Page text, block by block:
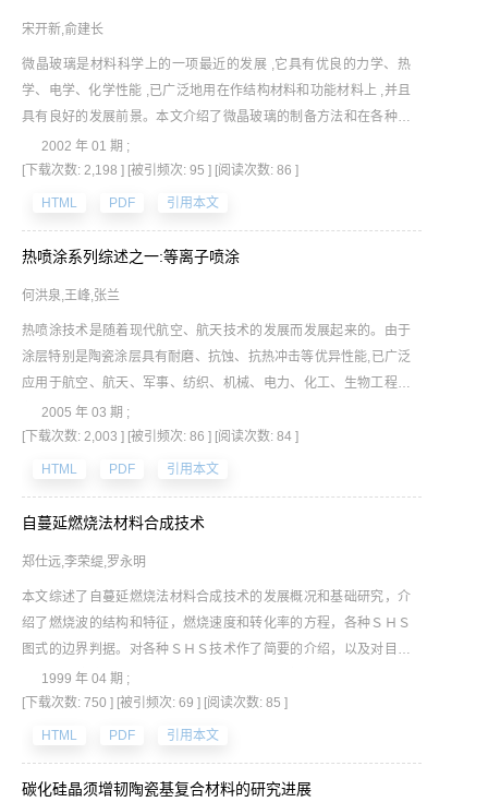
宋开新,俞建长
微晶玻璃是材料科学上的一项最近的发展 ,它具有优良的力学、热
学、电学、化学性能 ,已广泛地用在作结构材料和功能材料上 ,并且
具有良好的发展前景。本文介绍了微晶玻璃的制备方法和在各种材
料上的应用和性能
2002 年 01 期 ;
[下载次数: 2,198 ] [被引频次: 95 ] [阅读次数: 86 ]
HTML PDF 引用本文
热喷涂系列综述之一:等离子喷涂
何洪泉,王峰,张兰
热喷涂技术是随着现代航空、航天技术的发展而发展起来的。由于
涂层特别是陶瓷涂层具有耐磨、抗蚀、抗热冲击等优异性能,已广泛
应用于航空、航天、军事、纺织、机械、电力、化工、生物工程等
各个领域,是一项具有广阔应用前景的技术。本文简要概述了热喷涂
技术,重点介绍等离子喷涂技术以及现状。
2005 年 03 期 ;
[下载次数: 2,003 ] [被引频次: 86 ] [阅读次数: 84 ]
HTML PDF 引用本文
自蔓延燃烧法材料合成技术
郑仕远,李荣缇,罗永明
本文综述了自蔓延燃烧法材料合成技术的发展概况和基础研究，介
绍了燃烧波的结构和特征，燃烧速度和转化率的方程，各种ＳＨＳ
图式的边界判据。对各种ＳＨＳ技术作了简要的介绍，以及对目前
ＳＨＳ研究中存在的问题和未来ＳＨＳ的研究方向作了简要的说
明。
1999 年 04 期 ;
[下载次数: 750 ] [被引频次: 69 ] [阅读次数: 85 ]
HTML PDF 引用本文
碳化硅晶须增韧陶瓷基复合材料的研究进展